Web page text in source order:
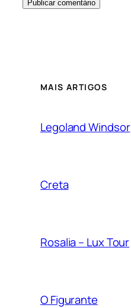
MAIS ARTIGOS
Legoland Windsor
Creta
Rosalia – Lux Tour
O Figurante